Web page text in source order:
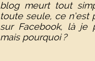
blog meurt tout
toute seule, ce n’est
sur Facebook, là je
mais pourquoi ?